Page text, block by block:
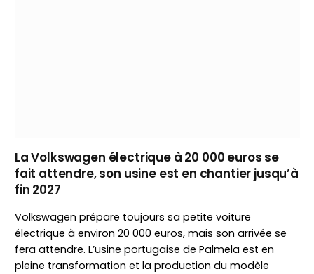
La Volkswagen électrique à 20 000 euros se
fait attendre, son usine est en chantier jusqu’à
fin 2027
Volkswagen prépare toujours sa petite voiture
électrique à environ 20 000 euros, mais son arrivée se
fera attendre. L’usine portugaise de Palmela est en
pleine transformation et la production du modèle